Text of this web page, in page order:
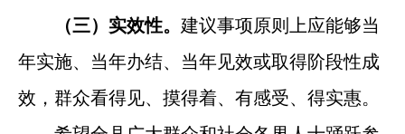
（三）实效性。 建议事项原则上应能够当
年实施、当年办结、当年见效或取得阶段性成
效，群众看得见、摸得着、有感受、得实惠。